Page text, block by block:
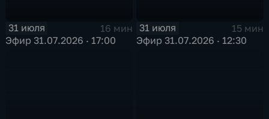
31 июля
16 мин
Эфир 31.07.2026 · 17:00
31 июля
15 мин
Эфир 31.07.2026 · 12:30